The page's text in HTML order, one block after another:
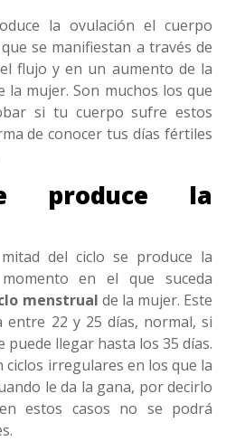
la ovulación el cuerpo
se manifiestan a través de
flujo y en un aumento de la
mujer. Son muchos los que
si tu cuerpo sufre estos
de conocer tus días fértiles
produce la
del ciclo se produce la
en el que suceda
menstrual de la mujer. Este
22 y 25 días, normal, si
puede llegar hasta los 35 días.
ciclos irregulares en los que la
le da la gana, por decirlo
estos casos no se podrá